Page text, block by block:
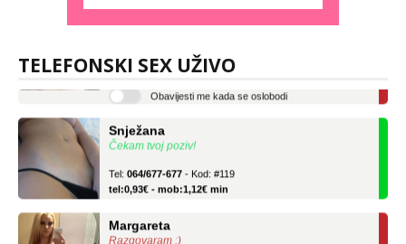
TELEFONSKI SEX UŽIVO
Liliana
Razgovaram :)
tel:0,93€ - mob:1,12€ min
Čekam tvoj poziv!
tel:0,93€ - mob:1,12€ min
Razgovaram :)